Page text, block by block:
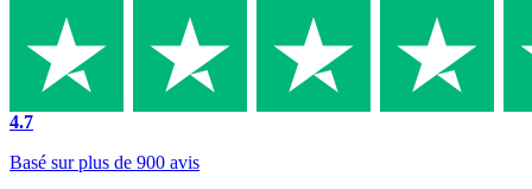
4.7
Basé sur plus de 900 avis